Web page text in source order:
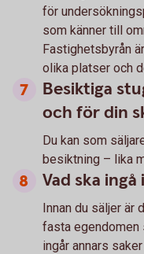
för
som känner till
Fastighetsbyrån
olika platser och
Besiktiga
och för din
Du kan som
besiktning – lika
Vad ska
Innan du säljer är
fasta egendomen
ingår annars